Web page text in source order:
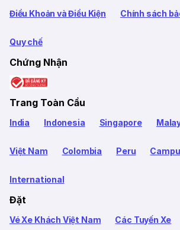
Điều Khoản và Điều Kiện Chính sách
Quy chế
Chứng Nhận
Trang Toàn Cầu
India Indonesia Singapore
Việt Nam Colombia Peru
International
Đặt
Vé Xe Khách Việt Nam Các Tuyến Xe